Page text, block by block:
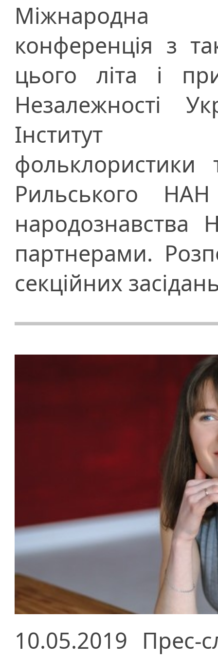
Міжнародна
конференція з
цього літа і
Незалежності
Інститут
Рильського
народознавства
партнерами.
секційних
10.05.2019 Прес-